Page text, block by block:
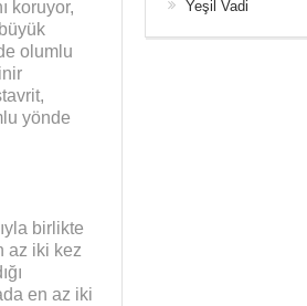
koruyor,
olumlu
yönde
birlikte
az iki kez
en az iki
Yeşil Vadi